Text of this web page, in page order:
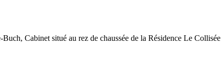
Buch, Cabinet situé au rez de chaussée de la Résidence Le Collisée